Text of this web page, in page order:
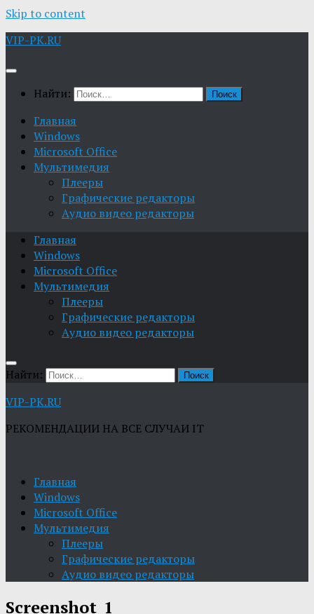
Skip to content
VIP-PK.RU
Найти:
Главная
Windows
Microsoft Office
Мультимедия
Плееры
Графические редакторы
Aудио видео редакторы
Главная
Windows
Microsoft Office
Мультимедия
Плееры
Графические редакторы
Aудио видео редакторы
Найти:
VIP-PK.RU
РЕКОМЕНДАЦИИ НА ВСЕ СЛУЧАИ IT
Главная
Windows
Microsoft Office
Мультимедия
Плееры
Графические редакторы
Aудио видео редакторы
Screenshot_1